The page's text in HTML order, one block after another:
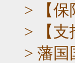
> 【保
> 【支
> 藩国